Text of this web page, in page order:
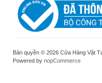
Bản quyền © 2026 Cửa Hàng Vật
Powered by nopCommerce